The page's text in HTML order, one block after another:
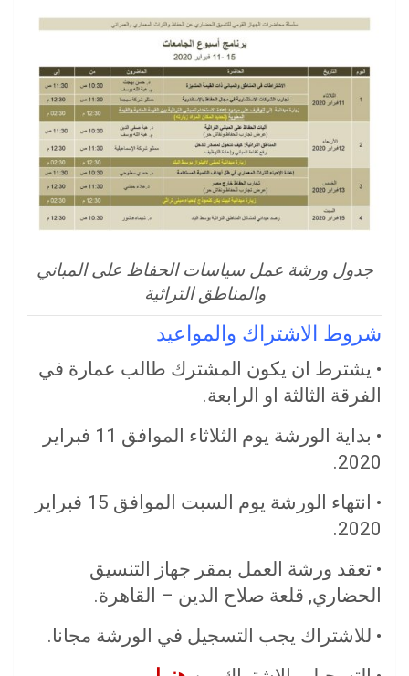
جدول ورشة عمل سياسات الحفاظ على المباني
والمناطق التراثية
شروط الاشتراك والمواعيد
• يشترط ان يكون المشترك طالب عمارة في
الفرقة الثالثة او الرابعة.
• بداية الورشة يوم الثلاثاء الموافق 11 فبراير
2020.
• انتهاء الورشة يوم السبت الموافق 15 فبراير
2020.
• تعقد ورشة العمل بمقر جهاز التنسيق
الحضاري, قلعة صلاح الدين – القاهرة.
• للاشتراك يجب التسجيل في الورشة مجانا.